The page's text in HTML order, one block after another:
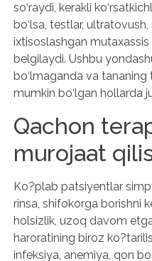
so‘raydi, kerakli
bo‘lsa, testlar,
ixtisoslashgan
belgilaydi. Ushbu
bo‘lmaganda va tananing
mumkin bo‘lgan hollarda
Qachon
murojaat
Ko?plab patsiyentlar
rinsa, shifokorga borishni
holsizlik, uzoq davom
haroratining biroz
infeksiya, anemiya, qon